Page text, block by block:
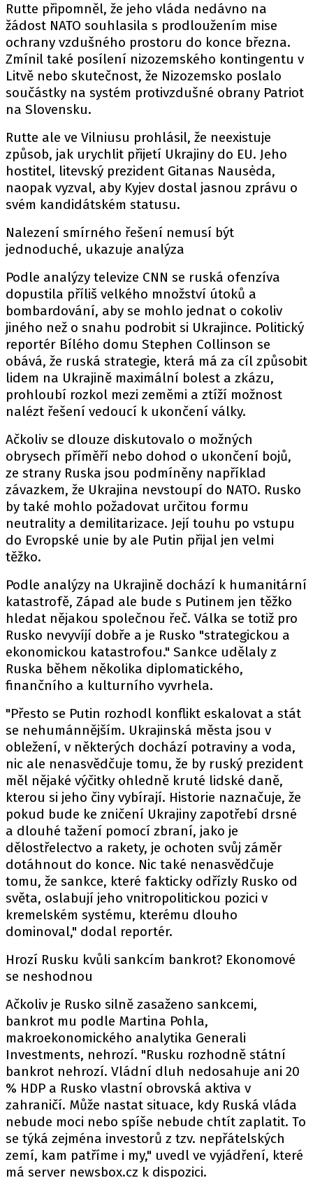
Rutte připomněl, že jeho vláda nedávno na
žádost NATO souhlasila s prodloužením mise
ochrany vzdušného prostoru do konce března.
Zmínil také posílení nizozemského kontingentu v
Litvě nebo skutečnost, že Nizozemsko poslalo
součástky na systém protivzdušné obrany Patriot
na Slovensku.
Rutte ale ve Vilniusu prohlásil, že neexistuje
způsob, jak urychlit přijetí Ukrajiny do EU. Jeho
hostitel, litevský prezident Gitanas Nausėda,
naopak vyzval, aby Kyjev dostal jasnou zprávu o
svém kandidátském statusu.
Nalezení smírného řešení nemusí být
jednoduché, ukazuje analýza
Podle analýzy televize CNN se ruská ofenzíva
dopustila příliš velkého množství útoků a
bombardování, aby se mohlo jednat o cokoliv
jiného než o snahu podrobit si Ukrajince. Politický
reportér Bílého domu Stephen Collinson se
obává, že ruská strategie, která má za cíl způsobit
lidem na Ukrajině maximální bolest a zkázu,
prohloubí rozkol mezi zeměmi a ztíží možnost
nalézt řešení vedoucí k ukončení války.
Ačkoliv se dlouze diskutovalo o možných
obrysech příměří nebo dohod o ukončení bojů,
ze strany Ruska jsou podmíněny například
závazkem, že Ukrajina nevstoupí do NATO. Rusko
by také mohlo požadovat určitou formu
neutrality a demilitarizace. Její touhu po vstupu
do Evropské unie by ale Putin přijal jen velmi
těžko.
Podle analýzy na Ukrajině dochází k humanitární
katastrofě, Západ ale bude s Putinem jen těžko
hledat nějakou společnou řeč. Válka se totiž pro
Rusko nevyvíjí dobře a je Rusko "strategickou a
ekonomickou katastrofou." Sankce udělaly z
Ruska během několika diplomatického,
finančního a kulturního vyvrhela.
"Přesto se Putin rozhodl konflikt eskalovat a stát
se nehumánnějším. Ukrajinská města jsou v
obležení, v některých dochází potraviny a voda,
nic ale nenasvědčuje tomu, že by ruský prezident
měl nějaké výčitky ohledně kruté lidské daně,
kterou si jeho činy vybírají. Historie naznačuje, že
pokud bude ke zničení Ukrajiny zapotřebí drsné
a dlouhé tažení pomocí zbraní, jako je
dělostřelectvo a rakety, je ochoten svůj záměr
dotáhnout do konce. Nic také nenasvědčuje
tomu, že sankce, které fakticky odřízly Rusko od
světa, oslabují jeho vnitropolitickou pozici v
kremelském systému, kterému dlouho
dominoval," dodal reportér.
Hrozí Rusku kvůli sankcím bankrot? Ekonomové
se neshodnou
Ačkoliv je Rusko silně zasaženo sankcemi,
bankrot mu podle Martina Pohla,
makroekonomického analytika Generali
Investments, nehrozí. "Rusku rozhodně státní
bankrot nehrozí. Vládní dluh nedosahuje ani 20
% HDP a Rusko vlastní obrovská aktiva v
zahraničí. Může nastat situace, kdy Ruská vláda
nebude moci nebo spíše nebude chtít zaplatit. To
se týká zejména investorů z tzv. nepřátelských
zemí, kam patříme i my," uvedl ve vyjádření, které
má server newsbox.cz k dispozici.